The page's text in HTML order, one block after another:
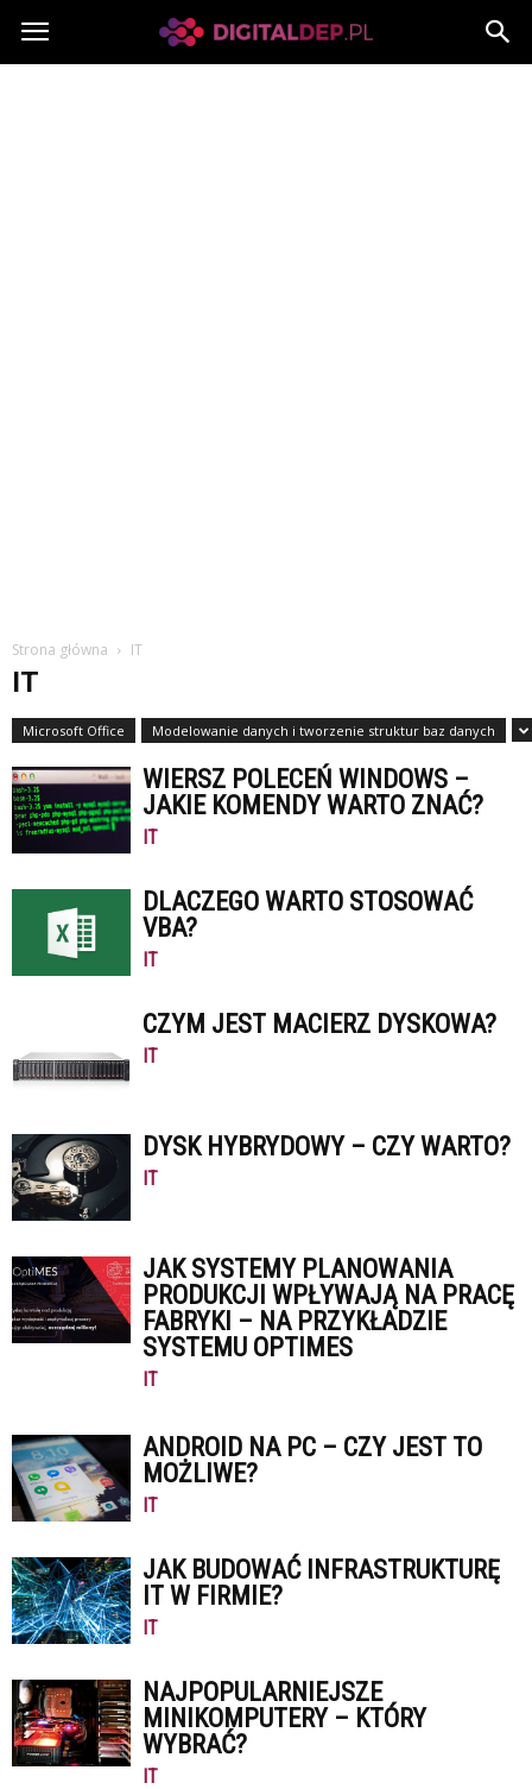
Digitaldep.pl
Strona główna IT
IT
Microsoft Office Modelowanie danych i tworzenie struktur baz danych
WIERSZ POLECEŃ WINDOWS –
JAKIE KOMENDY WARTO ZNAĆ?
IT
DLACZEGO WARTO STOSOWAĆ
VBA?
IT
CZYM JEST MACIERZ DYSKOWA?
IT
DYSK HYBRYDOWY – CZY WARTO?
IT
JAK SYSTEMY PLANOWANIA
PRODUKCJI WPŁYWAJĄ NA PRACĘ
FABRYKI – NA PRZYKŁADZIE
SYSTEMU OPTIMES
IT
ANDROID NA PC – CZY JEST TO
MOŻLIWE?
IT
JAK BUDOWAĆ INFRASTRUKTURĘ
IT W FIRMIE?
IT
NAJPOPULARNIEJSZE
MINIKOMPUTERY – KTÓRY
WYBRAĆ?
IT